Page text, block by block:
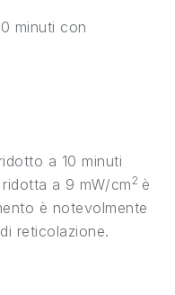
minuti con
a 10 minuti
a 9 mW/cm2 è
è notevolmente
reticolazione.